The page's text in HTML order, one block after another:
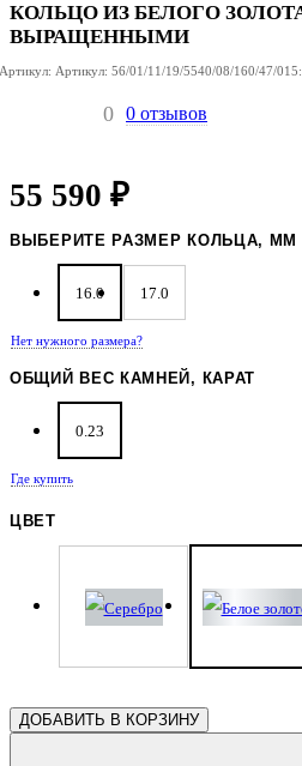
КОЛЬЦО ИЗ БЕЛОГО
ВЫРАЩЕННЫМИ
Артикул: Артикул: 56/01/11/19/5540/08/160/47/
0 0 отзывов
55 590 ₽
ВЫБЕРИТЕ РАЗМЕР КОЛЬЦА, ММ
16.0 17.0
Нет нужного размера?
ОБЩИЙ ВЕС КАМНЕЙ, КАРАТ
0.23
Где купить
ЦВЕТ
ДОБАВИТЬ В КОРЗИНУ